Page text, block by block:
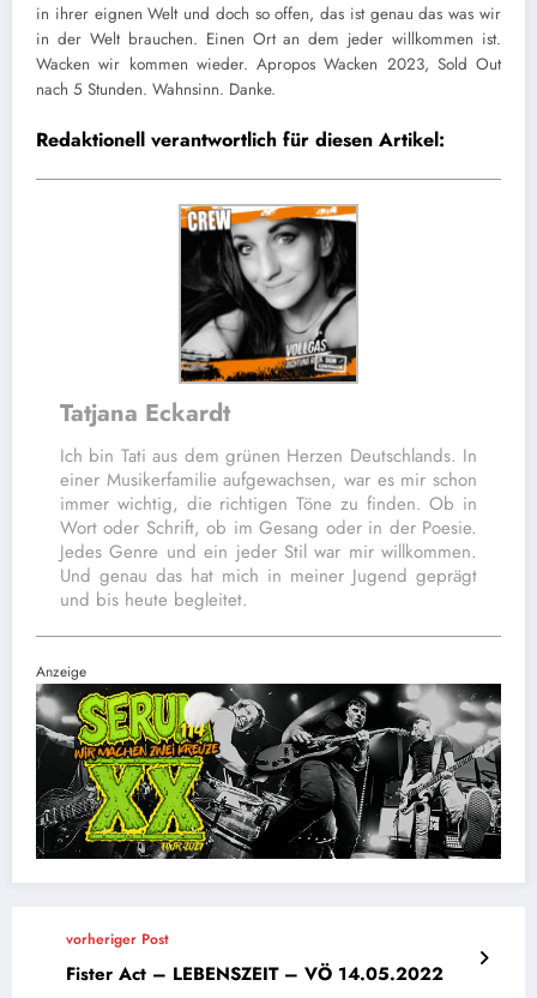
in ihrer eignen Welt und doch so offen, das ist genau das was wir
in der Welt brauchen. Einen Ort an dem jeder willkommen ist.
Wacken wir kommen wieder. Apropos Wacken 2023, Sold Out
nach 5 Stunden. Wahnsinn. Danke.
Redaktionell verantwortlich für diesen Artikel:
Tatjana Eckardt
Ich bin Tati aus dem grünen Herzen Deutschlands. In
einer Musikerfamilie aufgewachsen, war es mir schon
immer wichtig, die richtigen Töne zu finden. Ob in
Wort oder Schrift, ob im Gesang oder in der Poesie.
Jedes Genre und ein jeder Stil war mir willkommen.
Und genau das hat mich in meiner Jugend geprägt
und bis heute begleitet.
Anzeige
vorheriger Post
Fister Act – LEBENSZEIT – VÖ 14.05.2022